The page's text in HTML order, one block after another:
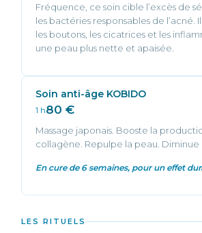
Fréquence, ce soin cible l’excès de
les bactéries responsables de l’acné.
les boutons, les cicatrices et les
une peau plus nette et apaisée.
Soin anti-âge KOBIDO
1 h80 €
Massage japonais. Booste la
collagène. Repulpe la peau. Diminue
En cure de 6 semaines, pour un effet
LES RITUELS